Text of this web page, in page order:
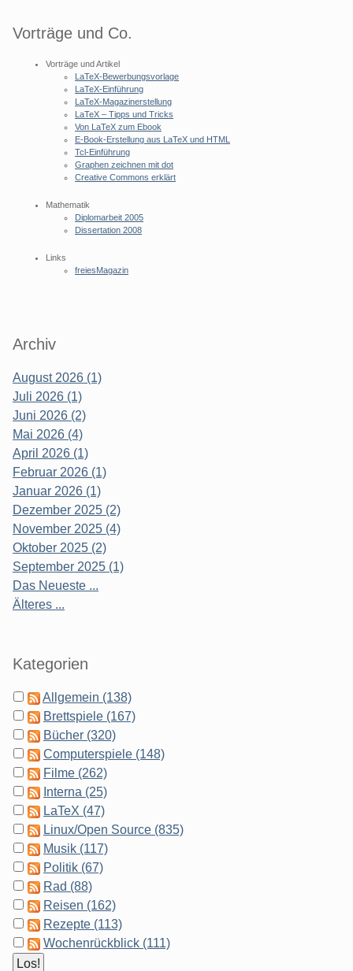
Vorträge und Co.
Vorträge und Artikel
LaTeX-Bewerbungsvorlage
LaTeX-Einführung
LaTeX-Magazinerstellung
LaTeX – Tipps und Tricks
Von LaTeX zum Ebook
E-Book-Erstellung aus LaTeX und HTML
Tcl-Einführung
Graphen zeichnen mit dot
Creative Commons erklärt
Mathematik
Diplomarbeit 2005
Dissertation 2008
Links
freiesMagazin
Archiv
August 2026 (1)
Juli 2026 (1)
Juni 2026 (2)
Mai 2026 (4)
April 2026 (1)
Februar 2026 (1)
Januar 2026 (1)
Dezember 2025 (2)
November 2025 (4)
Oktober 2025 (2)
September 2025 (1)
Das Neueste ...
Älteres ...
Kategorien
Allgemein (138)
Brettspiele (167)
Bücher (320)
Computerspiele (148)
Filme (262)
Interna (25)
LaTeX (47)
Linux/Open Source (835)
Musik (117)
Politik (67)
Rad (88)
Reisen (162)
Rezepte (113)
Wochenrückblick (111)